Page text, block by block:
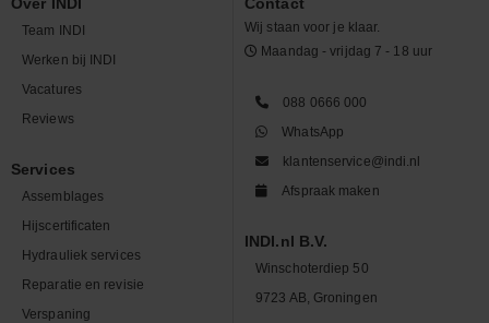
Team INDI
Werken bij INDI
Vacatures
Reviews
Services
Assemblages
Hijscertificaten
Hydrauliek services
Reparatie en revisie
Verspaning
Wij staan voor je klaar.
Maandag - vrijdag 7 - 18 uur
088 0666 000
WhatsApp
klantenservice@indi.nl
Afspraak maken
INDI.nl B.V.
Winschoterdiep 50
9723 AB, Groningen